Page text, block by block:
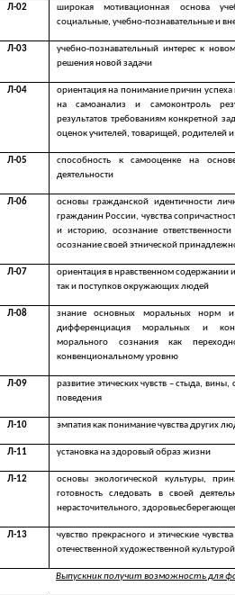
Л-02
широкая мотивационная основа
социальные, учебно-познавательные и
Л-03
учебно-познавательный интерес к
решения новой задачи
Л-04
ориентация на понимание причин успеха
на самоанализ и самоконтроль
результатов требованиям конкретной
оценок учителей, товарищей, родителей
Л-05
способность к самооценке на
деятельности
Л-06
основы гражданской идентичности
гражданин России, чувства
и историю, осознание
осознание своей этнической
Л-07
ориентация в нравственном содержании
так и поступков окружающих людей
Л-08
знание основных моральных норм
дифференциация моральных и
морального сознания как
конвенциональному уровню
Л-09
развитие этических чувств – стыда,
поведения
Л-10 эмпатия как понимание чувства других
Л-11 установка на здоровый образ жизни
Л-12
основы экологической культуры,
готовность следовать в своей
нерасточительного,
Л-13
чувство прекрасного и этические
отечественной художественной культурой
Выпускник получит возможность для